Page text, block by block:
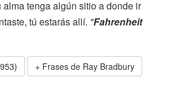
tenga algún sitio a donde ir
tú estarás allí. "Fahrenheit
Frases de Ray Bradbury